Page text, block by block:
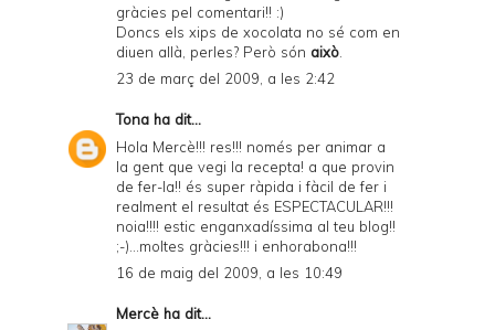
gràcies pel comentari!! :)
Doncs els xips de xocolata no sé com en
diuen allà, perles? Però són això
23 de març del 2009, a les 2:42
Tona ha dit...
Hola Mercè!!! res!!! només per animar a
la gent que vegi la recepta! a que provin
de fer-la!! és super ràpida i fàcil de fer i
realment el resultat és ESPECTACULAR!!!
noia!!!! estic enganxadíssima al teu blog!!
;-)...moltes gràcies!!! i enhorabona!!!
16 de maig del 2009, a les 10:49
Mercè ha dit...